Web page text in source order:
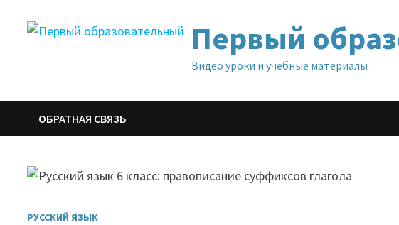
Первый
Видео уроки и учебные материалы
ОБРАТНАЯ СВЯЗЬ
РУССКИЙ ЯЗЫК